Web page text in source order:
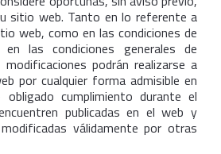
sitio web. Tanto en lo referente a
web, como en las condiciones de
las condiciones generales de
podrán realizarse a
por cualquier forma admisible en
cumplimiento durante el
publicadas en el web y
válidamente por otras